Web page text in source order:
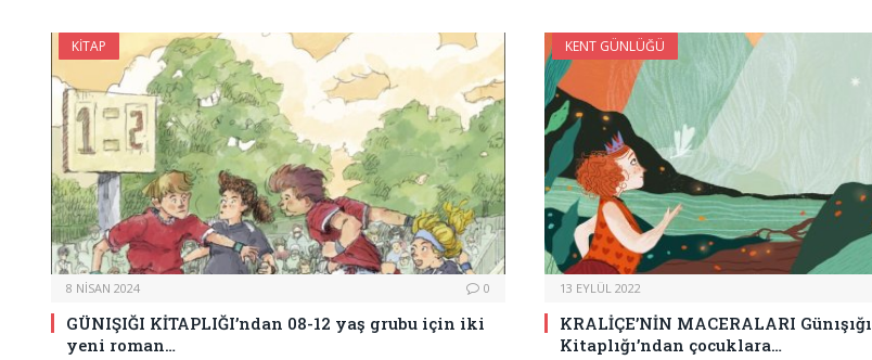
KITAP
8 NISAN 2024 0
GÜNIŞIĞI KİTAPLIĞI’ndan 08-12 yaş grubu için iki
yeni roman…
KENT GÜNLÜĞÜ
13 EYLÜL 2022
KRALİÇE’NİN MACERALARI Günışığı
Kitaplığı’ndan çocuklara…